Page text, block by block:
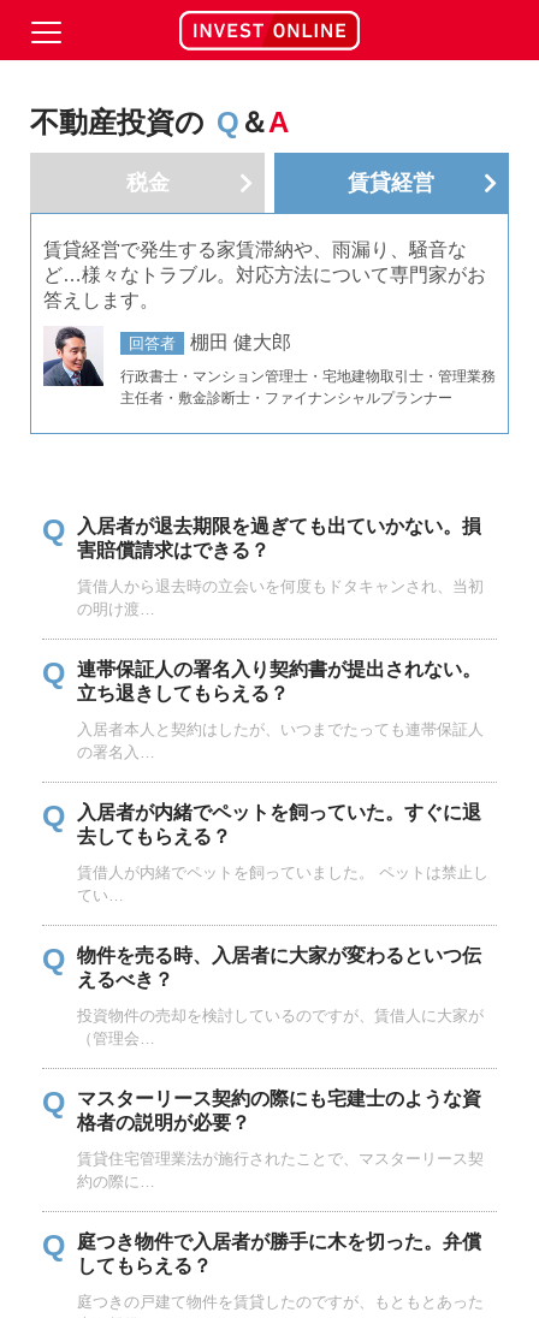
不動産投資の Q ＆A
税金 賃貸経営
賃貸経営で発生する家賃滞納や、雨漏り、騒音な
ど…様々なトラブル。対応方法について専門家がお
答えします。
回答者 棚田 健大郎
行政書士・マンション管理士・宅地建物取引士・管理業務
主任者・敷金診断士・ファイナンシャルプランナー
Q
入居者が退去期限を過ぎても出ていかない。損
害賠償請求はできる？
賃借人から退去時の立会いを何度もドタキャンされ、当初
の明け渡…
Q 連帯保証人の署名入り契約書が提出されない。
立ち退きしてもらえる？
入居者本人と契約はしたが、いつまでたっても連帯保証人
の署名入…
Q
入居者が内緒でペットを飼っていた。すぐに退
去してもらえる？
賃借人が内緒でペットを飼っていました。 ペットは禁止し
てい…
Q 物件を売る時、入居者に大家が変わるといつ伝
えるべき？
投資物件の売却を検討しているのですが、賃借人に大家が
（管理会…
Q
マスターリース契約の際にも宅建士のような資
格者の説明が必要？
賃貸住宅管理業法が施行されたことで、マスターリース契
約の際に…
Q
庭つき物件で入居者が勝手に木を切った。弁償
してもらえる？
庭つきの戸建て物件を賃貸したのですが、もともとあった